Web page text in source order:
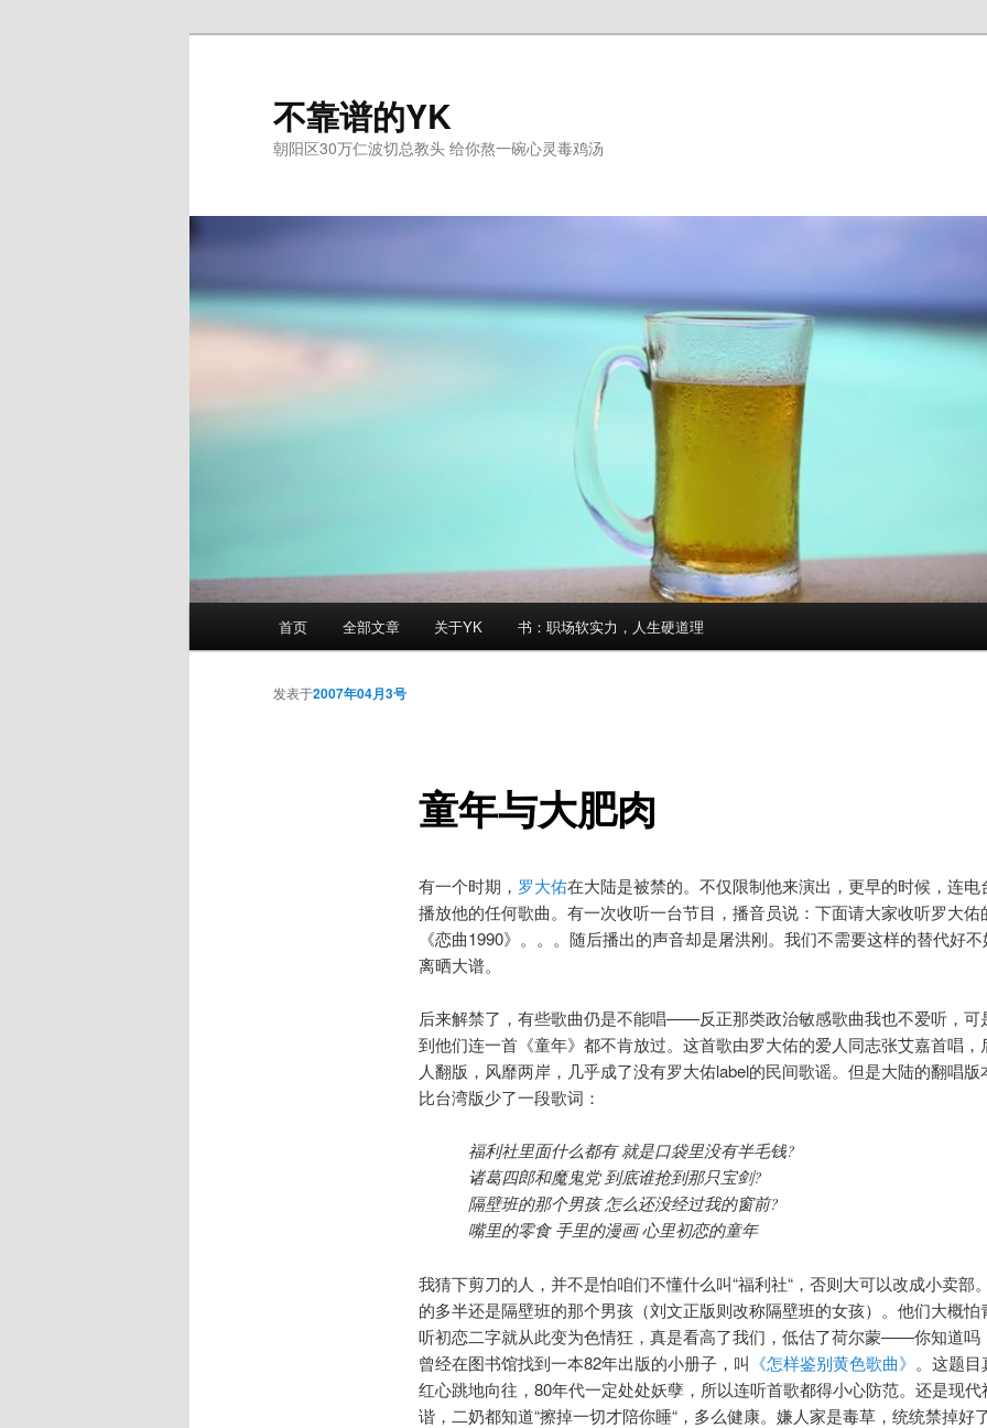
不靠谱的YK
朝阳区30万仁波切总教头 给你熬一碗心灵毒鸡汤
首页 全部文章 关于YK 书：职场软实力，人生硬道理
童年与大肥肉
发表于2007年04月3号
有一个时期， 罗大佑在大陆是被禁的。不仅限制他来演出，更早的时候，连电
播放他的任何歌曲。有一次收听一台节目，播音员说：下面请大家收听罗大佑
《恋曲1990》。。。随后播出的声音却是屠洪刚。我们不需要这样的替代好
离晒大谱。
后来解禁了，有些歌曲仍是不能唱——反正那类政治敏感歌曲我也不爱听，可
到他们连一首《童年》都不肯放过。这首歌由罗大佑的爱人同志张艾嘉首唱，
人翻版，风靡两岸，几乎成了没有罗大佑label的民间歌谣。但是大陆的翻唱版
比台湾版少了一段歌词：
福利社里面什么都有 就是口袋里没有半毛钱?
诸葛四郎和魔鬼党 到底谁抢到那只宝剑?
隔壁班的那个男孩 怎么还没经过我的窗前?
嘴里的零食 手里的漫画 心里初恋的童年
我猜下剪刀的人，并不是怕咱们不懂什么叫“福利社“，否则大可以改成小卖部
的多半还是隔壁班的那个男孩（刘文正版则改称隔壁班的女孩）。他们大概怕
听初恋二字就从此变为色情狂，真是看高了我们，低估了荷尔蒙——你知道吗
曾经在图书馆找到一本82年出版的小册子，叫 《怎样鉴别黄色歌曲》 。这题
红心跳地向往，80年代一定处处妖孽，所以连听首歌都得小心防范。还是现代
谐，二奶都知道“擦掉一切才陪你睡“，多么健康。嫌人家是毒草，统统禁掉好